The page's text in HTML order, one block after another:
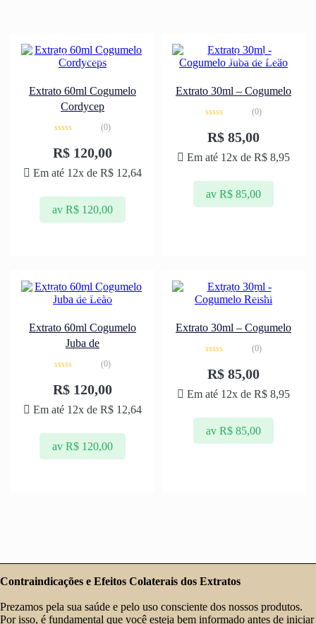
-17% cordyceps
Extrato 60ml Cogumelo
Cordycep
0
de
(0)
R$ 120,00
Em até 12x de R$ 12,64
av R$ 120,00
-18% juba de leão
Extrato 30ml – Cogumelo
0
de
(0)
R$ 85,00
Em até 12x de R$ 8,95
av R$ 85,00
-17% juba de leão
Extrato 60ml Cogumelo
Juba de
0
de
(0)
R$ 120,00
Em até 12x de R$ 12,64
av R$ 120,00
-18% Reishi
Extrato 30ml – Cogumelo
0
de
(0)
R$ 85,00
Em até 12x de R$ 8,95
av R$ 85,00
Contraindicações e Efeitos Colaterais dos Extratos
Prezamos pela sua saúde e pelo uso consciente dos nossos produtos.
Por isso, é fundamental que você esteja bem informado antes de iniciar